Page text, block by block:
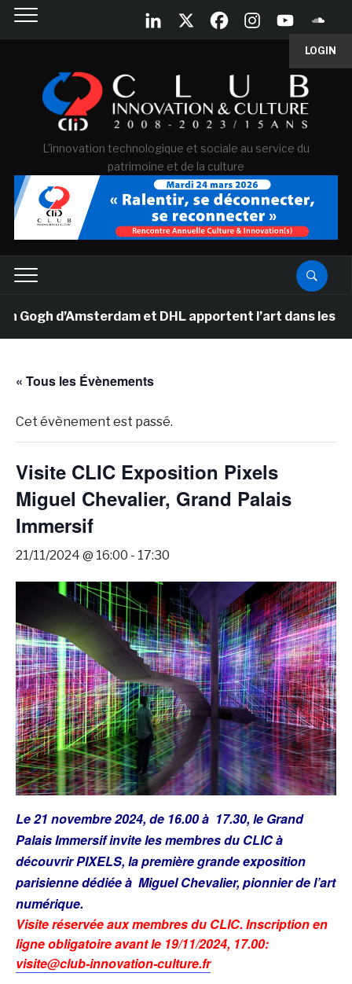
LOGIN
L'innovation technologique et sociale au service du
patrimoine et de la culture
Gogh d’Amsterdam et DHL apportent l’art dans les
« Tous les Évènements
Cet évènement est passé.
Visite CLIC Exposition Pixels
Miguel Chevalier, Grand Palais
Immersif
21/11/2024 @ 16:00 - 17:30
Le 21 novembre 2024, de 16.00 à 17.30, le Grand
Palais Immersif invite les membres du CLIC à
découvrir PIXELS, la première grande exposition
parisienne dédiée à Miguel Chevalier, pionnier de l’art
numérique.
Visite réservée aux membres du CLIC. Inscription en
ligne obligatoire avant le 19/11/2024, 17.00:
visite@club-innovation-culture.fr